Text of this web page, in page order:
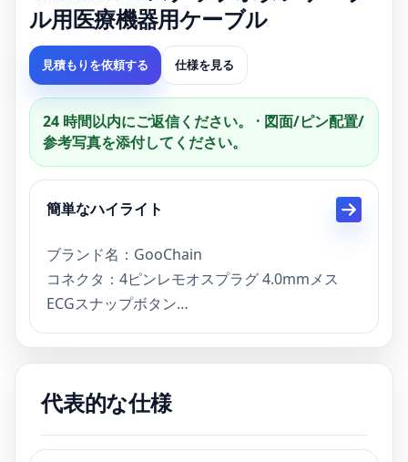
ル用医療機器用ケーブル
見積もりを依頼する 仕様を見る
24 時間以内にご返信ください。 · 図面/ピン配置/
参考写真を添付し​​てください。
簡単なハイライト
ブランド名：GooChain
コネクタ：4ピンレモオスプラグ 4.0mmメス
ECGスナップボタン
ECGリード線ケーブルの仕様
ケーブルゲージ：24awgシールドワイヤー
システム要求
を求める患者治療装置と互換性がある
代表的な仕様